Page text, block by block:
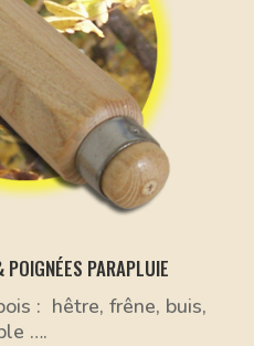
PARAPLUIE
: hêtre, frêne, buis,
….